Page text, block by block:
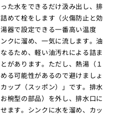
た水をできるだけ汲み出し、排
めて栓をします（火傷防止と効
器で設定できる一番高い温度
クに溜め、一気に流します。油
るため、軽い油汚れによる詰ま
があります。ただし、熱湯（１
る可能性があるので避けましょ
ップ（スッポン）」です。排水
椀型の部品）を外し、排水口に
ます。シンクに水を溜め、カッ